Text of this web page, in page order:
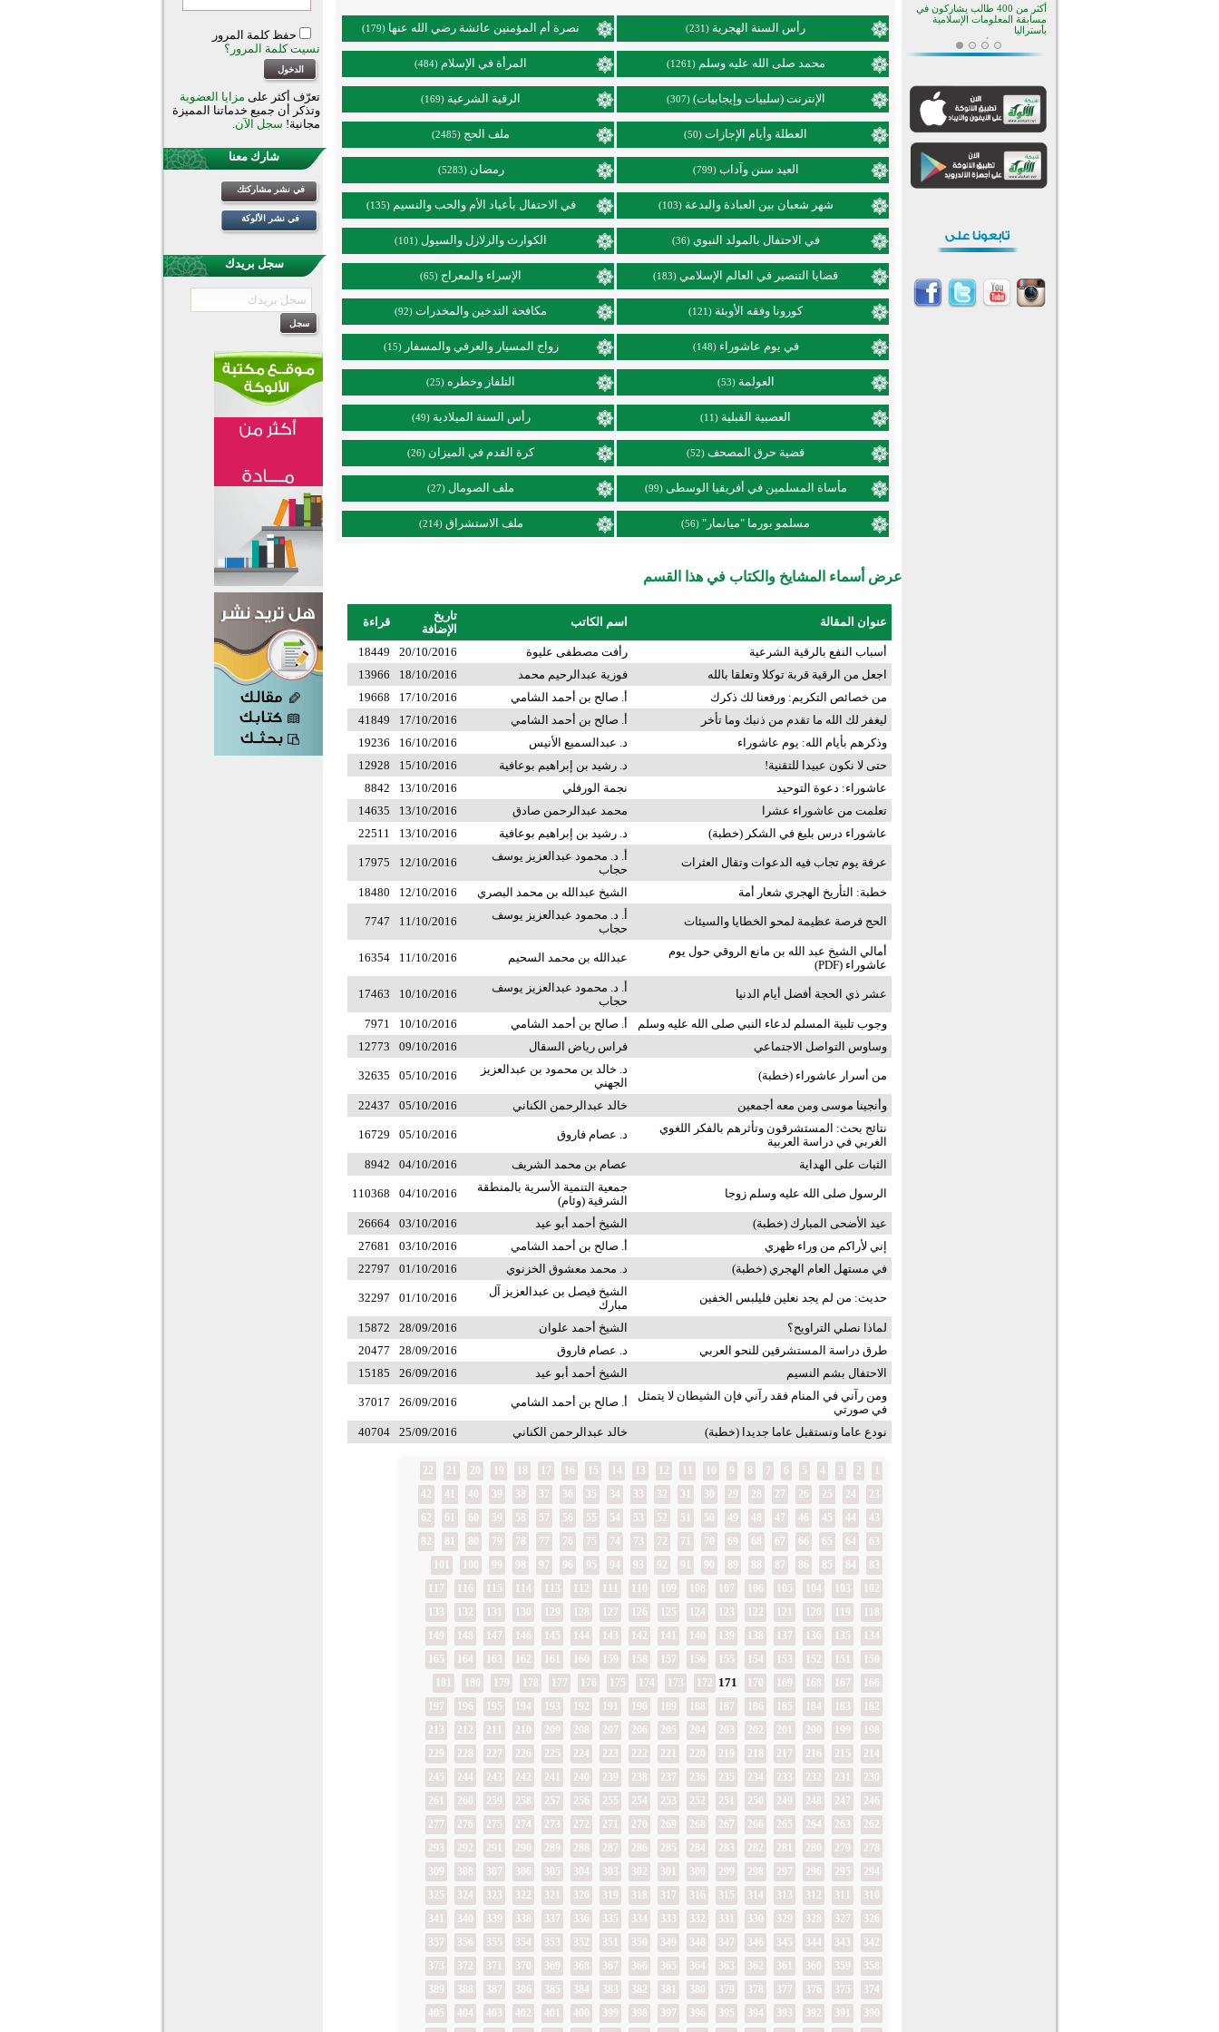
رأس السنة الهجرية (231) نصرة أم المؤمنين عائشة رضي الله عنها (179)
محمد صلى الله عليه وسلم (1261) المرأة في الإسلام (484)
الإنترنت (سلبيات وإيجابيات) (307) الرقية الشرعية (169)
العطلة وأيام الإجازات (50) ملف الحج (2485)
العيد سنن وآداب (799) رمضان (5283)
شهر شعبان بين العبادة والبدعة (103) في الاحتفال بأعياد الأم والحب والنسيم (135)
في الاحتفال بالمولد النبوي (36) الكوارث والزلازل والسيول (101)
قضايا التنصير في العالم الإسلامي (183) الإسراء والمعراج (65)
كورونا وفقه الأوبئة (121) مكافحة التدخين والمخدرات (92)
في يوم عاشوراء (148) زواج المسيار والعرفي والمسفار (15)
العولمة (53) التلفاز وخطره (25)
العصبية القبلية (11) رأس السنة الميلادية (49)
قضية حرق المصحف (52) كرة القدم في الميزان (26)
مأساة المسلمين في أفريقيا الوسطى (99) ملف الصومال (27)
مسلمو بورما "ميانمار" (56) ملف الاستشراق (214)
عرض أسماء المشايخ والكتاب في هذا القسم
عنوان المقالة اسم الكاتب
تاريخ
الإضافة
قراءة
أسباب النفع بالرقية الشرعية رأفت مصطفى عليوة 20/10/2016
18449
اجعل من الرقية قربة توكلا وتعلقا بالله
فوزية عبدالرحيم محمد 18/10/2016
13966
من خصائص التكريم: ورفعنا لك ذكرك
أ. صالح بن أحمد الشامي 17/10/2016
19668
ليغفر لك الله ما تقدم من ذنبك وما تأخر
أ. صالح بن أحمد الشامي 17/10/2016
41849
وذكرهم بأيام الله: يوم عاشوراء
د. عبدالسميع الأنيس 16/10/2016
19236
حتى لا نكون عبيدا للتقنية!
د. رشيد بن إبراهيم بوعافية 15/10/2016
12928
عاشوراء: دعوة التوحيد
نجمة الورفلي 13/10/2016
8842
تعلمت من عاشوراء عشرا
محمد عبدالرحمن صادق 13/10/2016
14635
عاشوراء درس بليغ في الشكر (خطبة)
د. رشيد بن إبراهيم بوعافية 13/10/2016
22511
عرفة يوم تجاب فيه الدعوات وتقال العثرات
أ. د. محمود عبدالعزيز يوسف
حجاب
12/10/2016
17975
خطبة: التأريخ الهجري شعار أمة الشيخ عبدالله بن محمد البصري 12/10/2016
18480
الحج فرصة عظيمة لمحو الخطايا والسيئات
أ. د. محمود عبدالعزيز يوسف
حجاب
11/10/2016
7747
أمالي الشيخ عبد الله بن مانع الروقي حول يوم
عاشوراء (PDF)
عبدالله بن محمد السحيم 11/10/2016
16354
عشر ذي الحجة أفضل أيام الدنيا
أ. د. محمود عبدالعزيز يوسف
حجاب
10/10/2016
17463
وجوب تلبية المسلم لدعاء النبي صلى الله عليه وسلم أ. صالح بن أحمد الشامي 10/10/2016
7971
وساوس التواصل الاجتماعي
فراس رياض السقال 09/10/2016
12773
من أسرار عاشوراء (خطبة)
د. خالد بن محمود بن عبدالعزيز
الجهني
05/10/2016
32635
وأنجينا موسى ومن معه أجمعين خالد عبدالرحمن الكناني 05/10/2016
22437
نتائج بحث: المستشرقون وتأثرهم بالفكر اللغوي
الغربي في دراسة العربية
د. عصام فاروق 05/10/2016
16729
الثبات على الهداية عصام بن محمد الشريف 04/10/2016
8942
الرسول صلى الله عليه وسلم زوجا
جمعية التنمية الأسرية بالمنطقة
الشرقية (وئام)
04/10/2016
110368
عيد الأضحى المبارك (خطبة) الشيخ أحمد أبو عيد 03/10/2016
26664
إني لأراكم من وراء ظهري
أ. صالح بن أحمد الشامي 03/10/2016
27681
في مستهل العام الهجري (خطبة)
د. محمد معشوق الخزنوي 01/10/2016
22797
حديث: من لم يجد نعلين فليلبس الخفين
الشيخ فيصل بن عبدالعزيز آل
مبارك
01/10/2016
32297
لماذا نصلي التراويح؟ الشيخ أحمد علوان 28/09/2016
15872
طرق دراسة المستشرقين للنحو العربي
د. عصام فاروق 28/09/2016
20477
الاحتفال بشم النسيم
الشيخ أحمد أبو عيد 26/09/2016
15185
ومن رآني في المنام فقد رآني فإن الشيطان لا يتمثل
في صورتي
أ. صالح بن أحمد الشامي 26/09/2016
37017
نودع عاما ونستقبل عاما جديدا (خطبة) خالد عبدالرحمن الكناني 25/09/2016
40704
2
3
4
5
6
7
8
9
12
13
14
15
16
17
18
19
20
21
22
23
24
25
26
27
28
29
30
31
32
33
34
35
36
37
38
39
40
41
42
43
44
45
46
47
48
49
50
51
52
53
54
55
56
57
58
59
60
61
62
63
64
65
66
67
68
69
70
71
72
73
74
75
76
77
78
79
80
81
82
83
84
85
86
87
88
89
90
91
92
93
94
95
96
97
98
99
102
103
104
105
106
107
108
109
112
113
114
115
116
117
118
119
120
121
122
123
124
125
126
127
128
129
130
131
132
133
134
135
136
137
138
139
140
141
142
143
144
145
146
147
148
149
150
151
152
153
154
155
156
157
158
159
160
161
162
163
164
165
166
167
168
169
170
172
173
174
175
176
177
178
179
180
181
182
183
184
185
186
187
188
189
190
191
192
193
194
195
196
197
198
199
200
201
202
203
204
205
206
207
208
209
210
211
212
213
214
215
216
217
218
219
220
221
222
223
224
225
226
227
228
229
230
231
232
233
234
235
236
237
238
239
240
241
242
243
244
245
246
247
248
249
250
251
252
253
254
255
256
257
258
259
260
261
262
263
264
265
266
267
268
269
270
271
272
273
274
275
276
277
278
279
280
281
282
283
284
285
286
287
288
289
290
291
292
293
294
295
296
297
298
299
300
301
302
303
304
305
306
307
308
309
310
311
312
313
314
315
316
317
318
319
320
321
322
323
324
325
326
327
328
329
330
331
332
333
334
335
336
337
338
339
340
341
342
343
344
345
346
347
348
349
350
351
352
353
354
355
356
357
358
359
360
361
362
363
364
365
366
367
368
369
370
371
372
373
374
375
376
377
378
379
380
381
382
383
384
385
386
387
388
389
390
391
392
393
394
395
396
397
398
399
400
401
402
403
404
405
حفظ كلمة المرور
نسيت كلمة المرور؟
تعرّف أكثر على مزايا العضوية
وتذكر أن جميع خدماتنا المميزة
مجانية! سجل الآن.
شارك معنا
في نشر مشاركتك
في نشر الألوكة
سجل بريدك
أكثر من 400 طالب يشاركون في
مسابقة المعلومات الإسلامية
بأستراليا
افتتاح تاريخي لأول مسجد في بلييفليا
بالجبل الأسود منذ أكثر من قرن
مسجد جديد في أجواء إيمانية مميزة
أكبر مشروع إسلامي في ريف
أستراليا يفتتح أبوابه بعد سنوات من
القرآن والتربية في صدارة البرامج
الصيفية للمسلمين في بينزا
وساراتوف وموردوفيا هذا العام
اختتام الدورة التاسعة لمسابقة حفظ
القيم وبناء الشخصية للشباب
المسلمين
أكثر من 400 طالب يشاركون في
مسابقة المعلومات الإسلامية